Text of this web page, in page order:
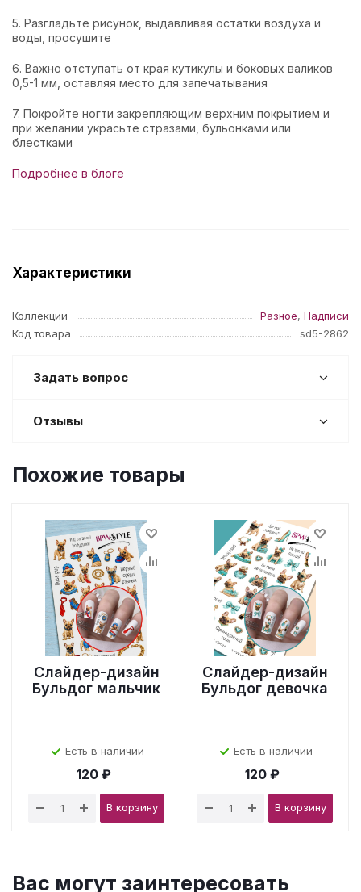
5. Разгладьте рисунок, выдавливая остатки воздуха и
воды, просушите
6. Важно отступать от края кутикулы и боковых валиков
0,5-1 мм, оставляя место для запечатывания
7. Покройте ногти закрепляющим верхним покрытием и
при желании украсьте стразами, бульонками или
блестками
Подробнее в блоге
Характеристики
Коллекции Разное, Надписи
Код товара
sd5-2862
Задать вопрос
Отзывы
Похожие товары
Слайдер-дизайн
Бульдог мальчик
Есть в наличии
120 ₽
В корзину
Слайдер-дизайн
Бульдог девочка
Есть в наличии
120 ₽
В корзину
Вас могут заинтересовать